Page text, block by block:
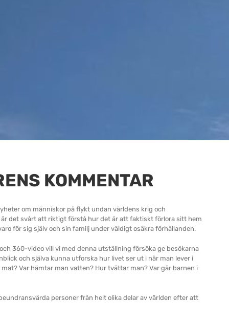
KOMMENTAR
om människor på flykt undan världens krig och
det svårt att riktigt förstå hur det är att faktiskt förlora sitt hem
för sig själv och sin familj under väldigt osäkra förhållanden.
360-video vill vi med denna utställning försöka ge besökarna
och själva kunna utforska hur livet ser ut i när man lever i
Var hämtar man vatten? Hur tvättar man? Var går barnen i
personer från helt olika delar av världen efter att